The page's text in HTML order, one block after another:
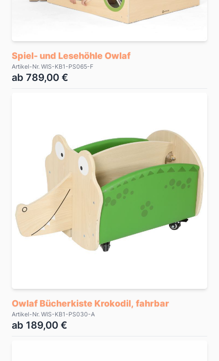
Spiel- und Lesehöhle Owlaf
Artikel-Nr. WIS-KB1-PS065-F
ab 789,00 €
Owlaf Bücherkiste Krokodil, fahrbar
Artikel-Nr. WIS-KB1-PS030-A
ab 189,00 €